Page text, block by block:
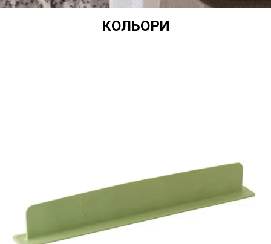
КОЛЬОРИ